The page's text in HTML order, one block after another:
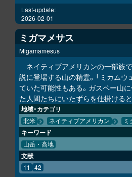
Last-update:
2026-02-01
ミガマメサス
Migamamesus
ネイティブアメリカンの一部族
説に登場する山の精霊。「ミカムウ
ていた可能性もある。ガスペー山
た人間たちにいたずらを仕掛けると
地域・カテゴリ
北米 ネイティブアメリカン ミ
キーワード
山岳・高地
文献
11 42